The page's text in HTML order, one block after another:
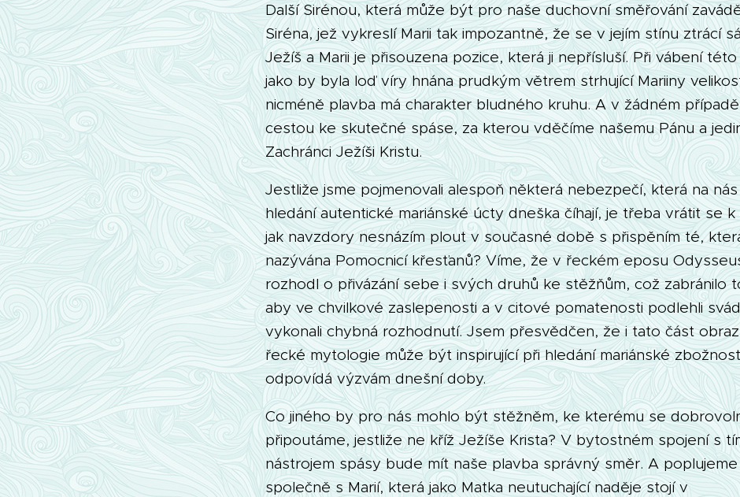
Další Sirénou, která může být pro naše duchovní směřování
Siréna, jež vykreslí Marii tak impozantně, že se v jejím stínu ztrácí
Ježíš a Marii je přisouzena pozice, která ji nepřísluší. Při vábení
jako by byla loď víry hnána prudkým větrem strhující Mariiny
nicméně plavba má charakter bludného kruhu. A v žádném
cestou ke skutečné spáse, za kterou vděčíme našemu Pánu a
Zachránci Ježíši Kristu.
Jestliže jsme pojmenovali alespoň některá nebezpečí, která na
hledání autentické mariánské úcty dneška číhají, je třeba vrátit se k
jak navzdory nesnázím plout v současné době s přispěním té,
nazývána Pomocnicí křesťanů? Víme, že v řeckém eposu
rozhodl o přivázání sebe i svých druhů ke stěžňům, což zabránilo
aby ve chvilkové zaslepenosti a v citové pomatenosti podlehli
vykonali chybná rozhodnutí. Jsem přesvědčen, že i tato část
řecké mytologie může být inspirující při hledání mariánské
odpovídá výzvám dnešní doby.
Co jiného by pro nás mohlo být stěžněm, ke kterému se
připoutáme, jestliže ne kříž Ježíše Krista? V bytostném spojení s
nástrojem spásy bude mít naše plavba správný směr. A poplujeme
společně s Marií, která jako Matka neutuchající naděje stojí v